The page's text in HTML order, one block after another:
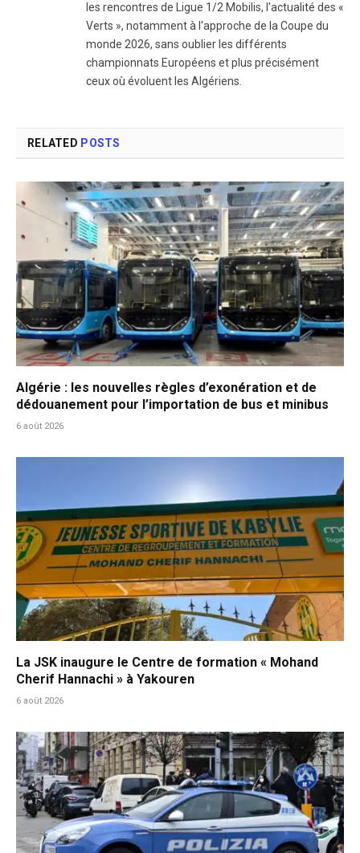
les rencontres de Ligue 1/2 Mobilis, l'actualité des «
Verts », notamment à l'approche de la Coupe du
monde 2026, sans oublier les différents
championnats Européens et plus précisément
ceux où évoluent les Algériens.
RELATED POSTS
Algérie : les nouvelles règles d’exonération et de
dédouanement pour l’importation de bus et minibus
6 août 2026
La JSK inaugure le Centre de formation « Mohand
Cherif Hannachi » à Yakouren
6 août 2026